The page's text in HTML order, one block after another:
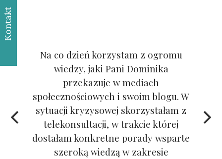
Na co dzień korzystam z ogromu
wiedzy, jaki Pani Dominika
przekazuje w mediach
społecznościowych i swoim blogu. W
sytuacji kryzysowej skorzystałam z
telekonsultacji, w trakcie której
dostałam konkretne porady wsparte
szeroką wiedzą w zakresie
Kontakt